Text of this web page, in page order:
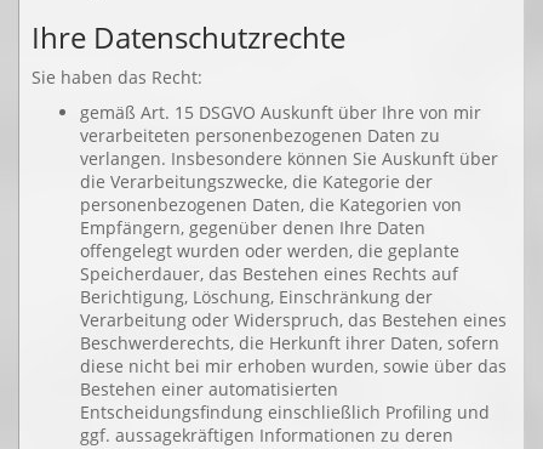
Ihre Datenschutzrechte
Sie haben das Recht:
gemäß Art. 15 DSGVO Auskunft über Ihre von mir
verarbeiteten personenbezogenen Daten zu
verlangen. Insbesondere können Sie Auskunft über
die Verarbeitungszwecke, die Kategorie der
personenbezogenen Daten, die Kategorien von
Empfängern, gegenüber denen Ihre Daten
offengelegt wurden oder werden, die geplante
Speicherdauer, das Bestehen eines Rechts auf
Berichtigung, Löschung, Einschränkung der
Verarbeitung oder Widerspruch, das Bestehen eines
Beschwerderechts, die Herkunft ihrer Daten, sofern
diese nicht bei mir erhoben wurden, sowie über das
Bestehen einer automatisierten
Entscheidungsfindung einschließlich Profiling und
ggf. aussagekräftigen Informationen zu deren